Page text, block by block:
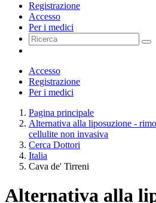
Registrazione
Accesso
Per i medici
Accesso
Registrazione
Per i medici
Pagina principale
Alternativa alla liposuzione -
cellulite non invasiva
Cerca Dottori
Italia
Cava de' Tirreni
Alternativa alla